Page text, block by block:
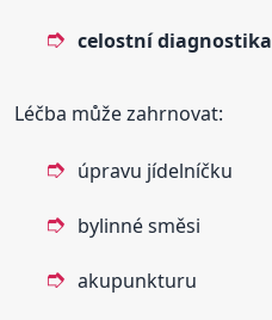
celostní diagnostika
Léčba může zahrnovat:
úpravu jídelníčku
bylinné směsi
akupunkturu